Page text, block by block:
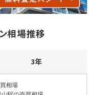
相場推移
3年